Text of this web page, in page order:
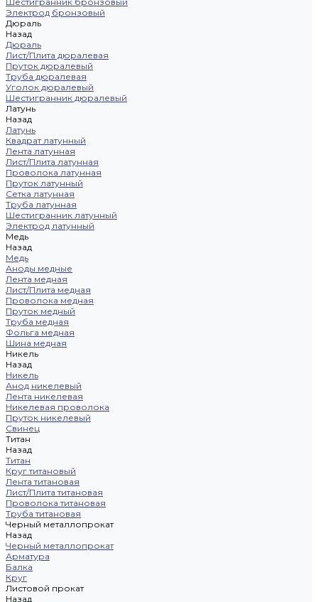
Электрод бронзовый
Дюраль
Назад
Дюраль
Лист/Плита дюралевая
Пруток дюралевый
Труба дюралевая
Уголок дюралевый
Шестигранник дюралевый
Латунь
Назад
Латунь
Квадрат латунный
Лента латунная
Лист/Плита латунная
Проволока латунная
Пруток латунный
Сетка латунная
Труба латунная
Шестигранник латунный
Электрод латунный
Медь
Назад
Медь
Аноды медные
Лента медная
Лист/Плита медная
Проволока медная
Пруток медный
Труба медная
Фольга медная
Шина медная
Никель
Назад
Никель
Анод никелевый
Лента никелевая
Никелевая проволока
Пруток никелевый
Свинец
Титан
Назад
Титан
Круг титановый
Лента титановая
Лист/Плита титановая
Проволока титановая
Труба титановая
Черный металлопрокат
Назад
Черный металлопрокат
Арматура
Балка
Круг
Листовой прокат
Назад